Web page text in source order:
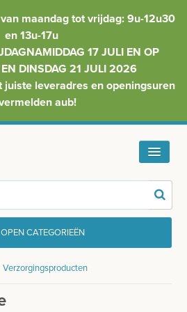
maandag tot vrijdag: 9u-12u30
en 13u-17u
17 JULI EN OP
DINSDAG 21 JULI 2026
juiste leveradres en openingsuren
aub!
OPEN CATEGORIEËN
Verzorgingsproducten